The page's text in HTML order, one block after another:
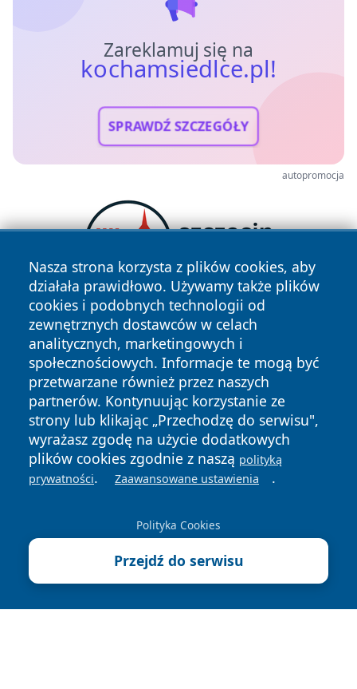
Zareklamuj się na
kochamsiedlce.pl!
SPRAWDŹ SZCZEGÓŁY
autopromocja
Nasza strona korzysta z plików cookies, aby
działała prawidłowo. Używamy także plików
cookies i podobnych technologii od
zewnętrznych dostawców w celach
analitycznych, marketingowych i
społecznościowych. Informacje te mogą być
przetwarzane również przez naszych
partnerów. Kontynuując korzystanie ze
strony lub klikając „Przechodzę do serwisu",
wyrażasz zgodę na użycie dodatkowych
plików cookies zgodnie z naszą polityką
prywatności. Zaawansowane ustawienia .
Polityka Cookies
Przejdź do serwisu
Copyright © 2026 kochamsiedlce.pl Wszystkie prawa
zastrzeżone.